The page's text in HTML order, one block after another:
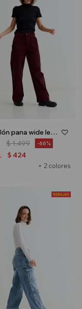
Pantalón pana wide leg - Bordo
+ 2 colores
$1.499 66
$ 424